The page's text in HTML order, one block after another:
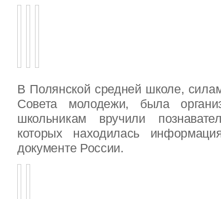
В Полянской средней школе,
Совета молодежи, была
школьникам вручили
которых находилась
документе России.